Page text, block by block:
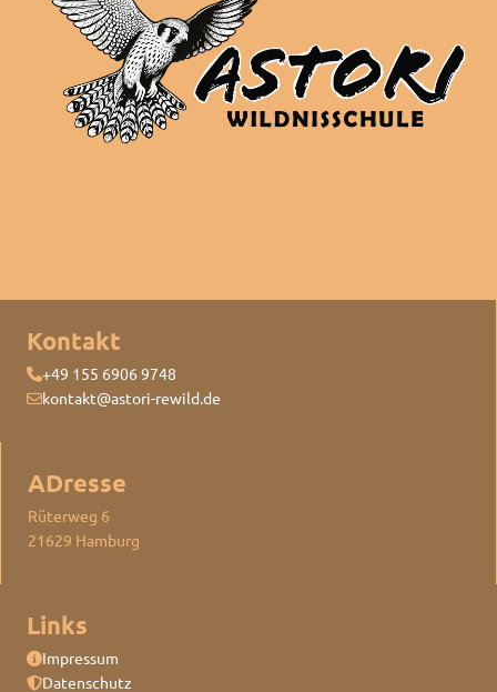
Kontakt
+49 155 6906 9748
kontakt@astori-rewild.de
ADresse
Rüterweg 6
21629 Hamburg
Links
Impressum
Datenschutz